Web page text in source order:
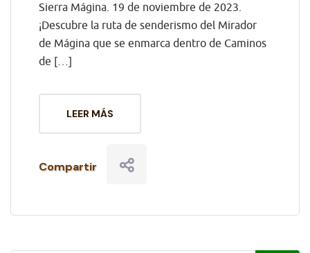
Sierra Mágina. 19 de noviembre de 2023.
¡Descubre la ruta de senderismo del Mirador
de Mágina que se enmarca dentro de Caminos
de […]
LEER MÁS
Compartir